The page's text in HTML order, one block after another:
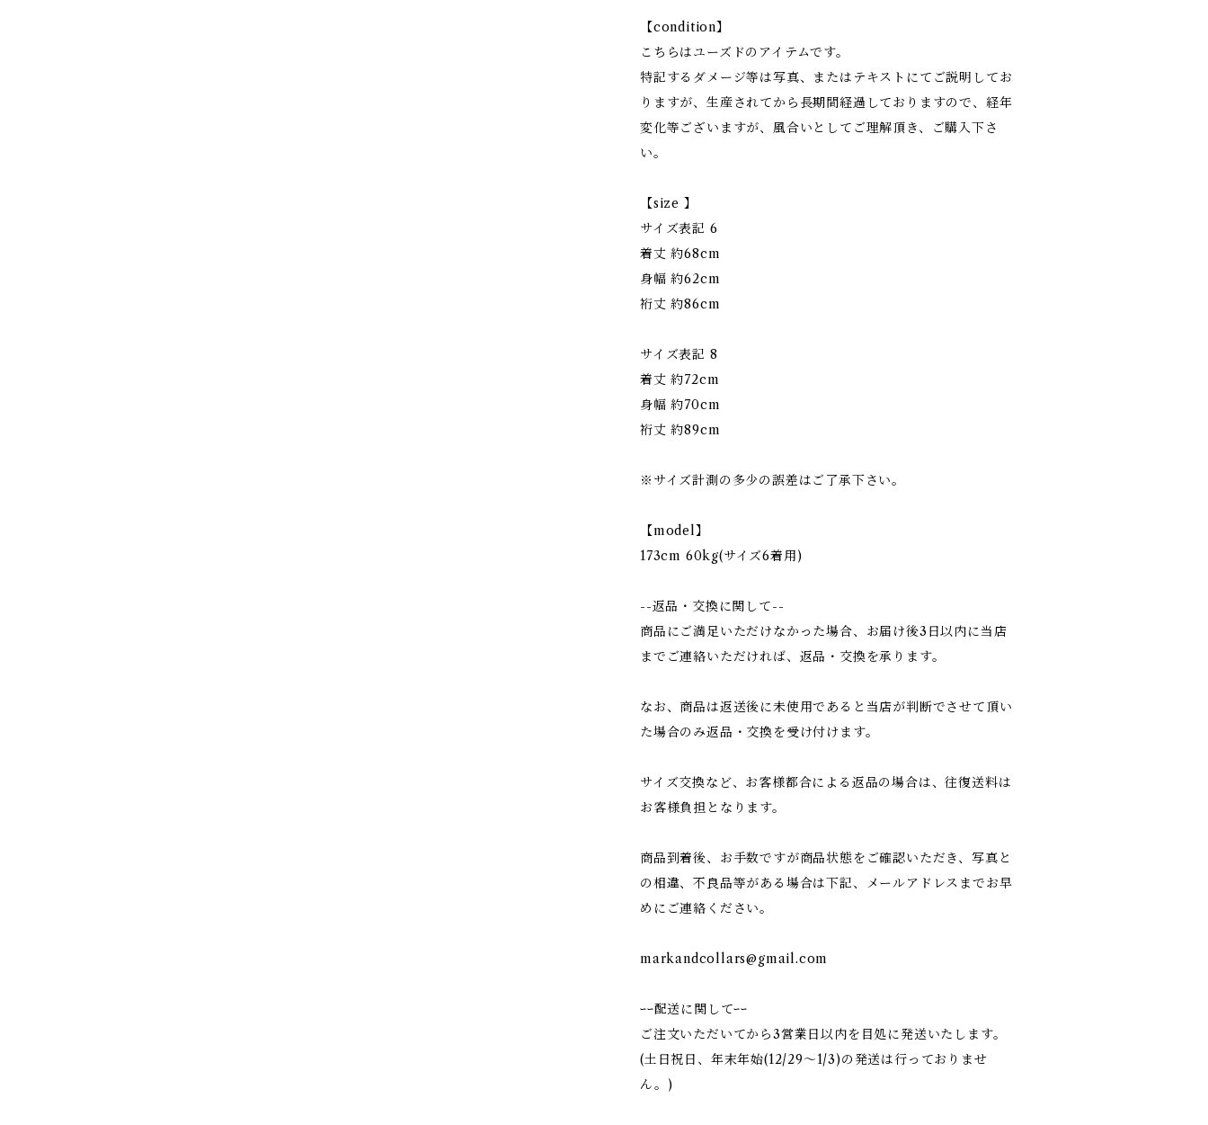
【condition】
こちらはユーズドのアイテムです。
特記するダメージ等は写真、またはテキストにてご説明してお
りますが、生産されてから長期間経過しておりますので、経年
変化等ございますが、風合いとしてご理解頂き、ご購入下さ
い。
【size 】
サイズ表記 6
着丈 約68cm
身幅 約62cm
裄丈 約86cm
サイズ表記 8
着丈 約72cm
身幅 約70cm
裄丈 約89cm
※サイズ計測の多少の誤差はご了承下さい。
【model】
173cm 60kg(サイズ6着用)
--返品・交換に関して--
商品にご満足いただけなかった場合、お届け後3日以内に当店
までご連絡いただければ、返品・交換を承ります。
なお、商品は返送後に未使用であると当店が判断でさせて頂い
た場合のみ返品・交換を受け付けます。
サイズ交換など、お客様都合による返品の場合は、往復送料は
お客様負担となります。
商品到着後、お手数ですが商品状態をご確認いただき、写真と
の相違、不良品等がある場合は下記、メールアドレスまでお早
めにご連絡ください。
markandcollars@gmail.com
ｰｰ配送に関してｰｰ
ご注文いただいてから3営業日以内を目処に発送いたします。
(土日祝日、年末年始(12/29〜1/3)の発送は行っておりませ
ん。)